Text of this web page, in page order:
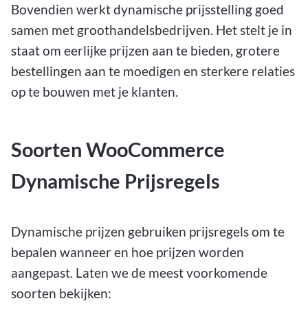
Bovendien werkt dynamische prijsstelling goed
samen met groothandelsbedrijven. Het stelt je in
staat om eerlijke prijzen aan te bieden, grotere
bestellingen aan te moedigen en sterkere relaties
op te bouwen met je klanten.
Soorten WooCommerce
Dynamische Prijsregels
Dynamische prijzen gebruiken prijsregels om te
bepalen wanneer en hoe prijzen worden
aangepast. Laten we de meest voorkomende
soorten bekijken: